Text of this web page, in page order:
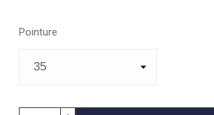
Pointure